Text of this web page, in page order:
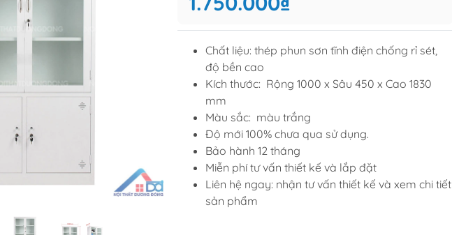
Bàn training
Ghế training
Bảng từ
Sofa văng
Sofa góc
Sofa bộ
Sofa phòng chờ thư giãn
Sofa giường
Bàn trà
Chất liệu: thép phun sơn tĩnh điện chống rỉ sét,
độ bền cao
Kích thước: Rộng 1000 x Sâu 450 x Cao 1830
mm
Màu sắc: màu trắng
Độ mới 100% chưa qua sử dụng.
Bảo hành 12 tháng
Miễn phí tư vấn thiết kế và lắp đặt
Liên hệ ngay: nhận tư vấn thiết kế và xem chi tiết
sản phẩm